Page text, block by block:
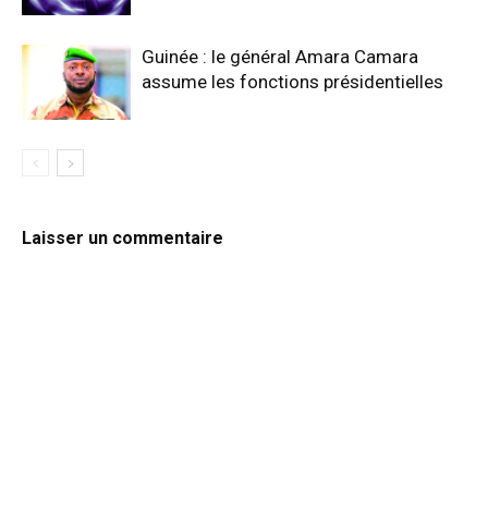
Guinée : le général Amara Camara
assume les fonctions présidentielles
Laisser un commentaire